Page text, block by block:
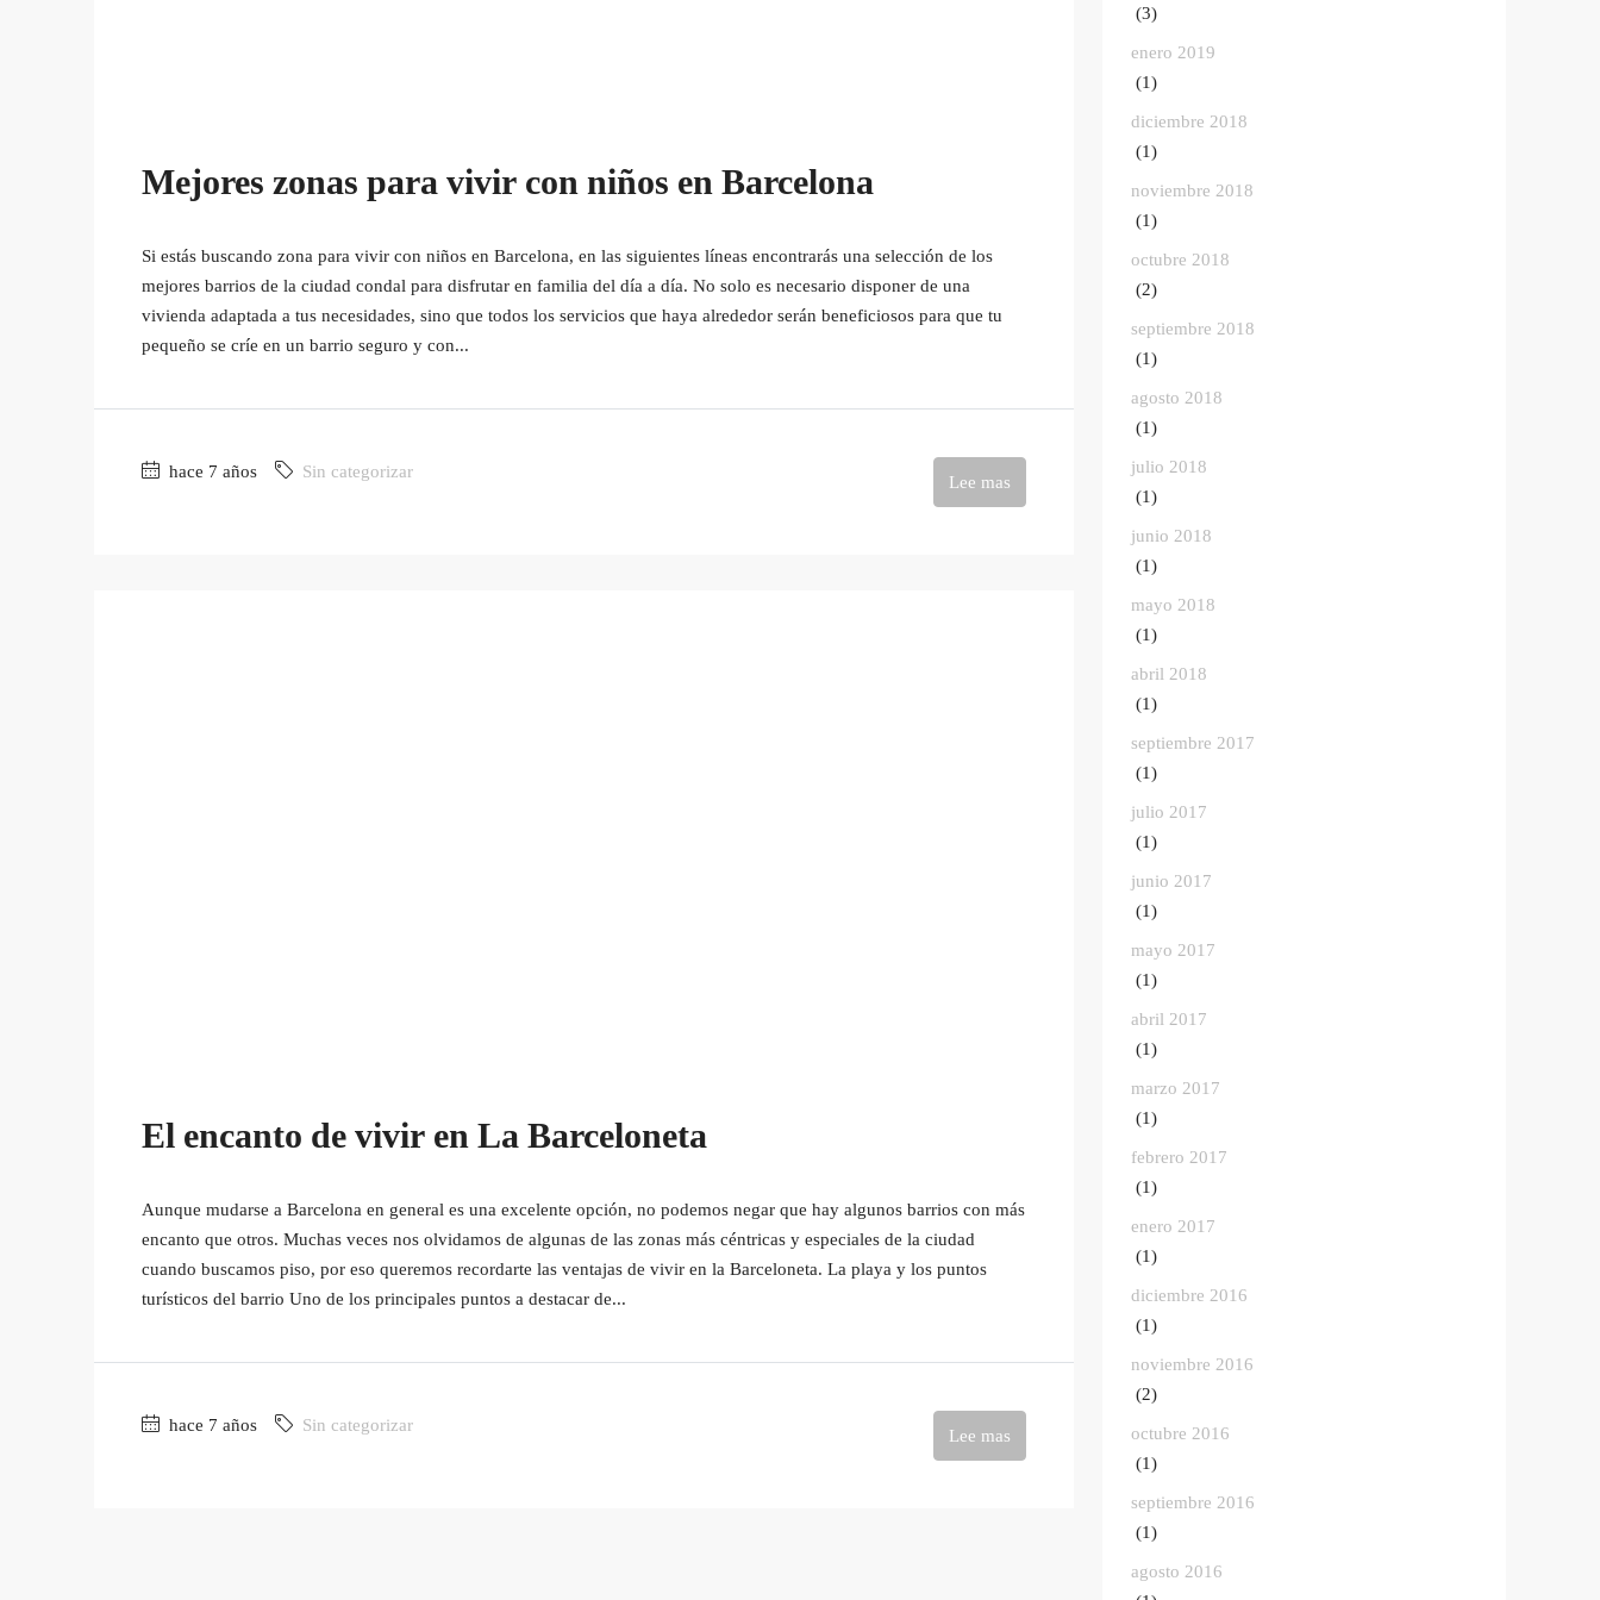
Mejores zonas para vivir con niños en Barcelona
Si estás buscando zona para vivir con niños en Barcelona, en las siguientes líneas encontrarás una selección de los
mejores barrios de la ciudad condal para disfrutar en familia del día a día. No solo es necesario disponer de una
vivienda adaptada a tus necesidades, sino que todos los servicios que haya alrededor serán beneficiosos para que tu
pequeño se críe en un barrio seguro y con...
hace 7 años Sin categorizar Lee mas
El encanto de vivir en La Barceloneta
Aunque mudarse a Barcelona en general es una excelente opción, no podemos negar que hay algunos barrios con más
encanto que otros. Muchas veces nos olvidamos de algunas de las zonas más céntricas y especiales de la ciudad
cuando buscamos piso, por eso queremos recordarte las ventajas de vivir en la Barceloneta. La playa y los puntos
turísticos del barrio Uno de los principales puntos a destacar de...
hace 7 años Sin categorizar Lee mas
(3)
enero 2019
(1)
diciembre 2018
(1)
noviembre 2018
(1)
octubre 2018
(2)
septiembre 2018
(1)
agosto 2018
(1)
julio 2018
(1)
junio 2018
(1)
mayo 2018
(1)
abril 2018
(1)
septiembre 2017
(1)
julio 2017
(1)
junio 2017
(1)
mayo 2017
(1)
abril 2017
(1)
marzo 2017
(1)
febrero 2017
(1)
enero 2017
(1)
diciembre 2016
(1)
noviembre 2016
(2)
octubre 2016
(1)
septiembre 2016
(1)
agosto 2016